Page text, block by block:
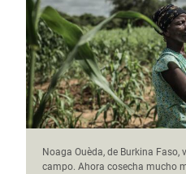
Noaga Ouèda, de Burkina Faso,
campo. Ahora cosecha mucho